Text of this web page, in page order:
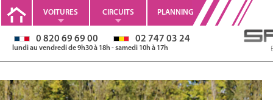
VOITURES CIRCUITS PLANNING
0 820 69 69 00 02 747 03 24
lundi au vendredi de 9h30 à 18h - samedi 10h à 17h